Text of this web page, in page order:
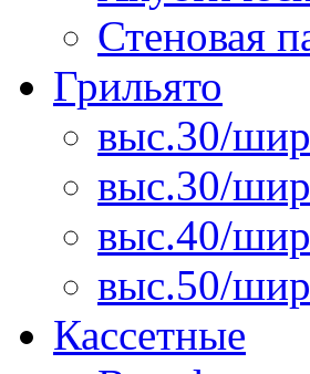
Стеновая
Грильято
выс.30/
выс.30/
выс.40/
выс.50/
Кассетные